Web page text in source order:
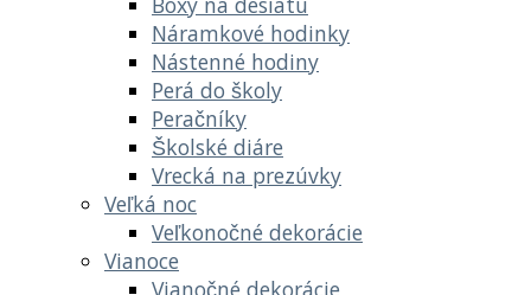
Náramkové hodinky
Nástenné hodiny
Perá do školy
Peračníky
Školské diáre
Vrecká na prezúvky
Veľká noc
Veľkonočné dekorácie
Vianoce
Vianočné dekorácie